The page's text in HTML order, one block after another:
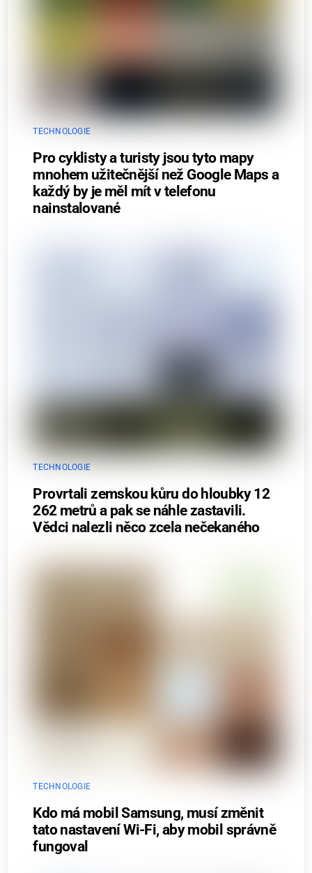
TECHNOLOGIE
Pro cyklisty a turisty jsou tyto mapy
mnohem užitečnější než Google Maps a
každý by je měl mít v telefonu
nainstalované
TECHNOLOGIE
Provrtali zemskou kůru do hloubky 12
262 metrů a pak se náhle zastavili.
Vědci nalezli něco zcela nečekaného
TECHNOLOGIE
Kdo má mobil Samsung, musí změnit
tato nastavení Wi-Fi, aby mobil správně
fungoval